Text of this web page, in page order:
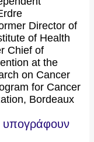
Director of
of Health
Chief of
at the
on Cancer
for Cancer
Bordeaux
υπογράφουν